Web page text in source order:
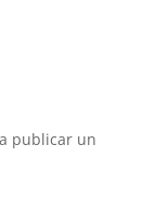
publicar un